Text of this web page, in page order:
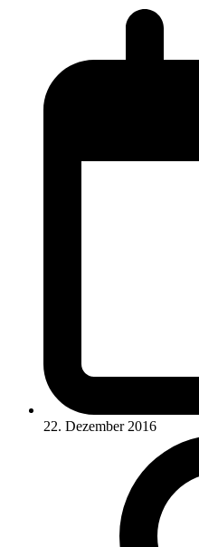
22. Dezember 2016